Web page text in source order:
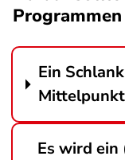
Ein
Es wird ein